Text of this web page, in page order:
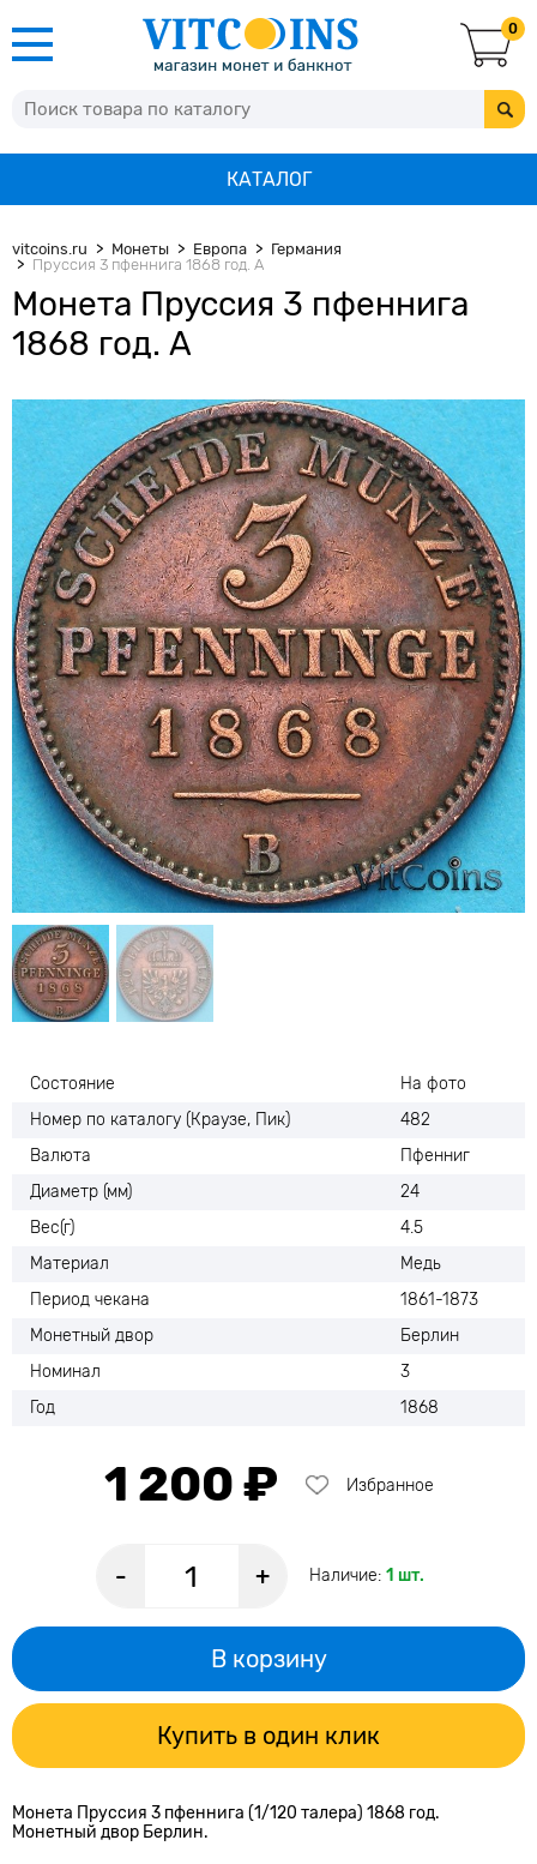
0
КАТАЛОГ
vitcoins.ru Монеты Европа
Германия
Пруссия 3 пфеннига 1868 год. А
Монета Пруссия 3 пфеннига
1868 год. А
Состояние
На фото
Номер по каталогу (Краузе, Пик)
482
Валюта
Пфенниг
Диаметр (мм)
24
Вес(г)
4.5
Материал
Медь
Период чекана
1861-1873
Монетный двор
Берлин
Номинал
3
Год
1868
1 200 ₽ Избранное
- + Наличие: 1 шт.
В корзину
Купить в один клик
Монета Пруссия 3 пфеннига (1/120 талера) 1868 год.
Монетный двор Берлин.